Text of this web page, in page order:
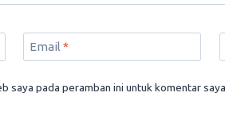
Email *
saya pada peramban ini untuk komentar